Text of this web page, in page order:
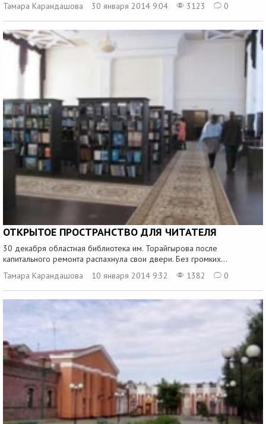
Тамара Карандашова
30 января 2014 9:04 3123 0
ОТКРЫТОЕ ПРОСТРАНСТВО ДЛЯ ЧИТАТЕЛЯ
30 декабря областная библиотека им. Торайгырова после
капитального ремонта распахнула свои двери. Без громких...
Тамара Карандашова
10 января 2014 9:32 1382 0